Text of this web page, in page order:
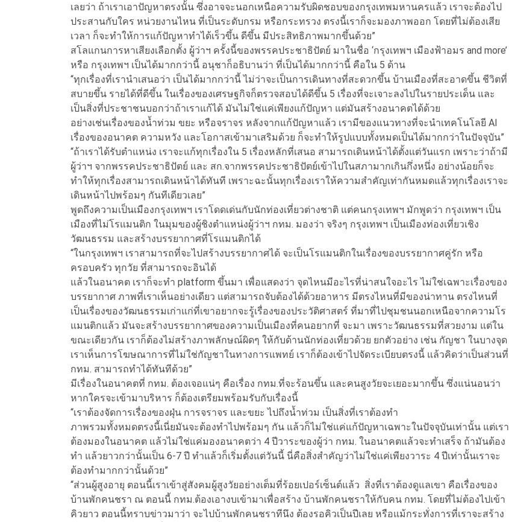
เลยว่า ถ้าเราเอาปัญหาตรงนั้น ซึ่งอาจจะนอกเหนือความรับผิดชอบของกรุงเทพมหานครแล้ว เราจะต้องไป
ประสานกับใคร หน่วยงานไหน ที่เป็นระดับกรม หรือกระทรวง ตรงนี้เราก็จะมองภาพออก โดยที่ไม่ต้องเสีย
เวลา ก็จะทำให้การแก้ปัญหาทำได้เร็วขึ้น ดีขึ้น มีประสิทธิภาพมากขึ้นด้วย”
สโลแกนการหาเสียงเลือกตั้ง ผู้ว่าฯ ครั้งนี้ของพรรคประชาธิปัตย์ มาในชื่อ ‘กรุงเทพฯ เมืองฟ้าอมร and more’
หรือ กรุงเทพฯ เป็นได้มากกว่านี้ อนุชาก็อธิบานว่า ที่เป็นได้มากกว่านี้ คือใน 5 ด้าน
“ทุกเรื่องที่เรานำเสนอว่า เป็นได้มากกว่านี้ ไม่ว่าจะเป็นการเดินทางที่สะดวกขึ้น บ้านเมืองที่สะอาดขึ้น ชีวิตที่
สบายขึ้น รายได้ที่ดีขึ้น ในเรื่องของเศรษฐกิจก็ตรวจสอบได้ดีขึ้น 5 เรื่องที่จะเจาะลงไปในรายประเด็น และ
เป็นสิ่งที่ประชาชนบอกว่าถ้าเราแก้ได้ มันไม่ใช่แค่เพียงแก้ปัญหา แต่มันสร้างอนาคตได้ด้วย
อย่างเช่นเรื่องของน้ำท่วม ขยะ หรือจราจร หลังจากแก้ปัญหาแล้ว เรามีของแนวทางที่จะนำเทคโนโลยี AI
เรื่องของอนาคต ความหวัง และโอกาสเข้ามาเสริมด้วย ก็จะทำให้รูปแบบทั้งหมดเป็นได้มากกว่าในปัจจุบัน”
“ถ้าเราได้รับตำแหน่ง เราจะแก้ทุกเรื่องใน 5 เรื่องหลักที่เสนอ สามารถเดินหน้าได้ตั้งแต่วันแรก เพราะว่าถ้ามี
ผู้ว่าฯ จากพรรคประชาธิปัตย์ และ สก.จากพรรคประชาธิปัตย์เข้าไปในสภามากเกินกึ่งหนึ่ง อย่างน้อยก็จะ
ทำให้ทุกเรื่องสามารถเดินหน้าได้ทันที เพราะฉะนั้นทุกเรื่องเราให้ความสำคัญเท่ากันหมดแล้วทุกเรื่องเราจะ
เดินหน้าไปพร้อมๆ กันทีเดียวเลย”
พูดถึงความเป็นเมืองกรุงเทพฯ เราโดดเด่นกับนักท่องเที่ยวต่างชาติ แต่คนกรุงเทพฯ มักพูดว่า กรุงเทพฯ เป็น
เมืองที่ไม่โรแมนติก ในมุมของผู้ชิงตำแหน่งผู้ว่าฯ กทม. มองว่า จริงๆ กรุงเทพฯ เป็นเมืองท่องเที่ยวเชิง
วัฒนธรรม และสร้างบรรยากาศที่โรแมนติกได้
“ในกรุงเทพฯ เราสามารถที่จะไปสร้างบรรยากาศได้ จะเป็นโรแมนติกในเรื่องของบรรยากาศคู่รัก หรือ
ครอบครัว ทุกวัย ที่สามารถจะอินได้
แล้วในอนาคต เราก็จะทำ platform ขึ้นมา เพื่อแสดงว่า จุดไหนมีอะไรที่น่าสนใจอะไร ไม่ใช่เฉพาะเรื่องของ
บรรยากาศ ภาพที่เราเห็นอย่างเดียว แต่สามารถจับต้องได้ด้วยอาหาร มีตรงไหนที่มีของน่าทาน ตรงไหนที่
เป็นเรื่องของวัฒนธรรมเก่าแก่ที่เขาอยากจะรู้เรื่องของประวัติศาสตร์ ที่มาที่ไปชุมชนนอกเหนือจากความโร
แมนติกแล้ว มันจะสร้างบรรยากาศของความเป็นเมืองที่คนอยากที่ จะมา เพราะวัฒนธรรมที่สวยงาม แต่ใน
ขณะเดียวกัน เราก็ต้องไม่สร้างภาพลักษณ์ผิดๆ ให้กับด้านนักท่องเที่ยวด้วย ยกตัวอย่าง เช่น กัญชา ในบางจุด
เราเห็นการโฆษณาการที่ไม่ใช่กัญชาในทางการแพทย์ เราก็ต้องเข้าไปจัดระเบียบตรงนี้ แล้วคิดว่าเป็นส่วนที่
กทม. สามารถทำได้ทันทีด้วย”
มีเรื่องในอนาคตที่ กทม. ต้องเจอแน่ๆ คือเรื่อง กทม.ที่จะร้อนขึ้น และคนสูงวัยจะเยอะมากขึ้น ซึ่งแน่นอนว่า
หากใครจะเข้ามาบริหาร ก็ต้องเตรียมพร้อมรับกับเรื่องนี้
“เราต้องจัดการเรื่องของฝุ่น การจราจร และขยะ ไปถึงน้ำท่วม เป็นสิ่งที่เราต้องทำ
ภาพรวมทั้งหมดตรงนี้เนี่ยมันจะต้องทำไปพร้อมๆ กัน แล้วก็ไม่ใช่แค่แก้ปัญหาเฉพาะในปัจจุบันเท่านั้น แต่เรา
ต้องมองในอนาคต แล้วไม่ใช่แค่มองอนาคตว่า 4 ปีวาระของผู้ว่า กทม. ในอนาคตแล้วจะทำเสร็จ ถ้ามันต้อง
ทำ แล้วยาวกว่านั้นเป็น 6-7 ปี ทำแล้วก็เริ่มตั้งแต่วันนี้ นี่คือสิ่งสำคัญว่าไม่ใช่แค่เพียงวาระ 4 ปีเท่านั้นเราจะ
ต้องทำมากกว่านั้นด้วย”
“ส่วนผู้สูงอายุ ตอนนี้เราเข้าสู่สังคมผู้สูงวัยอย่างเต็มที่ร้อยเปอร์เซ็นต์แล้ว สิ่งที่เราต้องดูแลเขา คือเรื่องของ
บ้านพักคนชรา ณ ตอนนี้ กทม.ต้องเอางบเข้ามาเพื่อสร้าง บ้านพักคนชราให้กับคน กทม. โดยที่ไม่ต้องไปเข้า
คิวยาว ตอนนี้ทราบข่าวมาว่า จะไปบ้านพักคนชราทีนึง ต้องรอคิวเป็นปีเลย หรือแม้กระทั่งการที่เราจะสร้าง